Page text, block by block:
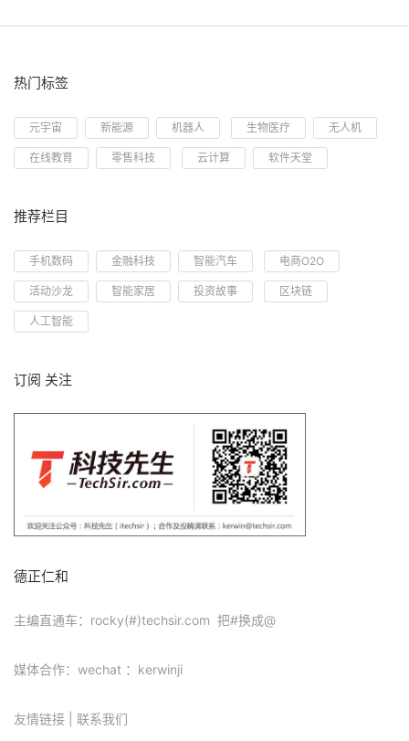
热门标签
元宇宙 新能源 机器人 生物医疗 无人机
在线教育 零售科技 云计算 软件天堂
推荐栏目
手机数码 金融科技 智能汽车 电商O2O
活动沙龙 智能家居 投资故事 区块链
人工智能
订阅 关注
德正仁和
主编直通车：rocky(#)techsir.com 把#换成@
媒体合作：wechat ：kerwinji
友情链接 联系我们